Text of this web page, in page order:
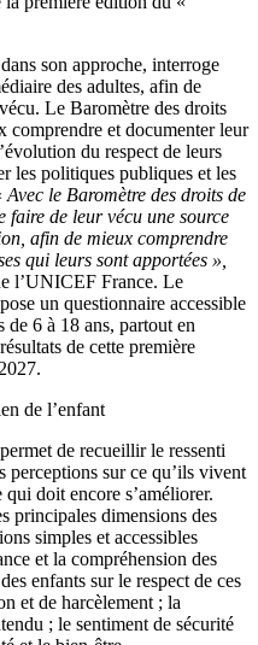
son approche, interroge
des adultes, afin de
Le Baromètre des droits
comprendre et documenter leur
du respect de leurs
les politiques publiques et les
Avec le Baromètre des droits de
de leur vécu une source
afin de mieux comprendre
qui leurs sont apportées »,
l’UNICEF France. Le
un questionnaire accessible
de 6 à 18 ans, partout en
de cette première
de l’enfant
de recueillir le ressenti
perceptions sur ce qu’ils vivent
doit encore s’améliorer.
principales dimensions des
simples et accessibles
et la compréhension des
enfants sur le respect de ces
et de harcèlement ; la
; le sentiment de sécurité